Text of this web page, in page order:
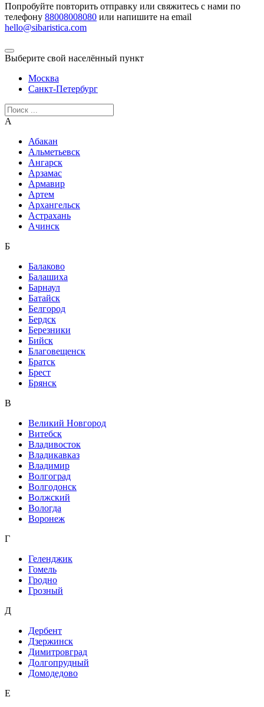
Попробуйте повторить отправку или свяжитесь с нами по
телефону 88008008080 или напишите на email
hello@sibaristica.com
Выберите свой населённый пункт
Москва
Санкт-Петербург
А
Абакан
Альметьевск
Ангарск
Арзамас
Армавир
Артем
Архангельск
Астрахань
Ачинск
Б
Балаково
Балашиха
Барнаул
Батайск
Белгород
Бердск
Березники
Бийск
Благовещенск
Братск
Брест
Брянск
В
Великий Новгород
Витебск
Владивосток
Владикавказ
Владимир
Волгоград
Волгодонск
Волжский
Вологда
Воронеж
Г
Геленджик
Гомель
Гродно
Грозный
Д
Дербент
Дзержинск
Димитровград
Долгопрудный
Домодедово
Е